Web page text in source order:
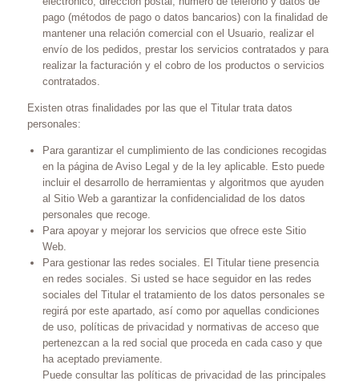
pago (métodos de pago o datos bancarios) con la finalidad de
mantener una relación comercial con el Usuario, realizar el
envío de los pedidos, prestar los servicios contratados y para
realizar la facturación y el cobro de los productos o servicios
contratados.
Existen otras finalidades por las que el Titular trata datos
personales:
Para garantizar el cumplimiento de las condiciones recogidas
en la página de Aviso Legal y de la ley aplicable. Esto puede
incluir el desarrollo de herramientas y algoritmos que ayuden
al Sitio Web a garantizar la confidencialidad de los datos
personales que recoge.
Para apoyar y mejorar los servicios que ofrece este Sitio
Web.
Para gestionar las redes sociales. El Titular tiene presencia
en redes sociales. Si usted se hace seguidor en las redes
sociales del Titular el tratamiento de los datos personales se
regirá por este apartado, así como por aquellas condiciones
de uso, políticas de privacidad y normativas de acceso que
pertenezcan a la red social que proceda en cada caso y que
ha aceptado previamente.
Puede consultar las políticas de privacidad de las principales